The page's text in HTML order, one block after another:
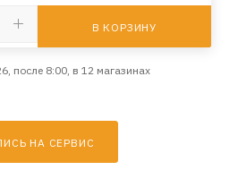
В КОРЗИНУ
после 8:00, в 12 магазинах
НА СЕРВИС